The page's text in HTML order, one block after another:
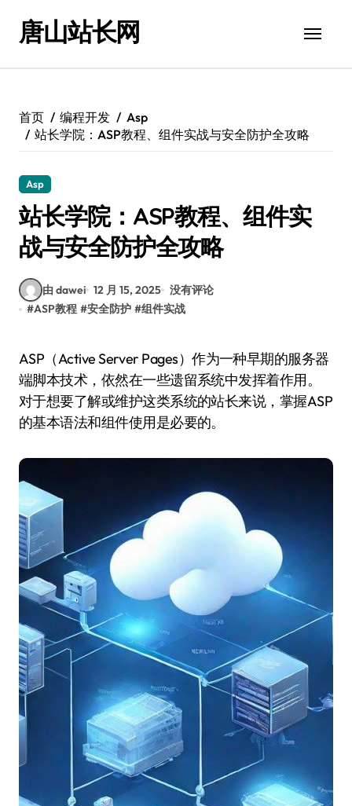
唐山站长网
首页 编程开发
Asp
站长学院：ASP教程、组件实战与安全防护全攻略
Asp
站长学院：ASP教程、组件实
战与安全防护全攻略
由 dawei 12 月 15, 2025 没有评论
#ASP教程 #安全防护 #组件实战
ASP（Active Server Pages）作为一种早期的服务器
端脚本技术，依然在一些遗留系统中发挥着作用。
对于想要了解或维护这类系统的站长来说，掌握ASP
的基本语法和组件使用是必要的。